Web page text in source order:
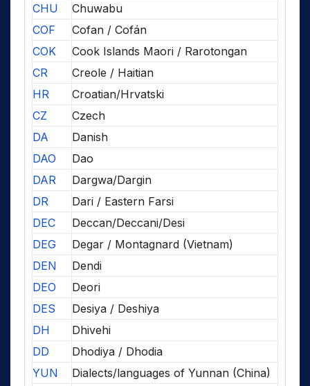
CHU
Chuwabu
COF
Cofan / Cofán
COK
Cook Islands Maori / Rarotongan
CR
Creole / Haitian
HR
Croatian/Hrvatski
CZ
Czech
DA
Danish
DAO
Dao
DAR
Dargwa/Dargin
DR
Dari / Eastern Farsi
DEC
Deccan/Deccani/Desi
DEG
Degar / Montagnard (Vietnam)
DEN
Dendi
DEO
Deori
DES
Desiya / Deshiya
DH
Dhivehi
DD
Dhodiya / Dhodia
YUN
Dialects/languages of Yunnan (China)